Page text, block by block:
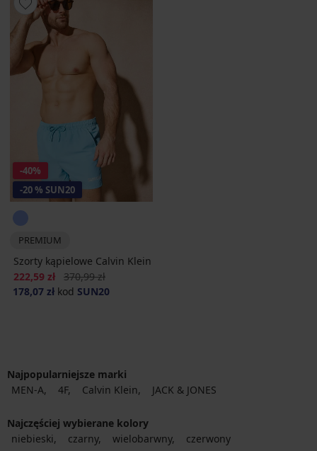
-40%
-20 % SUN20
PREMIUM
Szorty kąpielowe Calvin Klein
Zniżka
222,59 zł Pierwotna cena
370,99 zł
178,07 zł kod SUN20
Najpopularniejsze marki
MEN-A
4F Calvin Klein JACK & JONES
Najczęściej wybierane kolory
niebieski
czarny wielobarwny czerwony